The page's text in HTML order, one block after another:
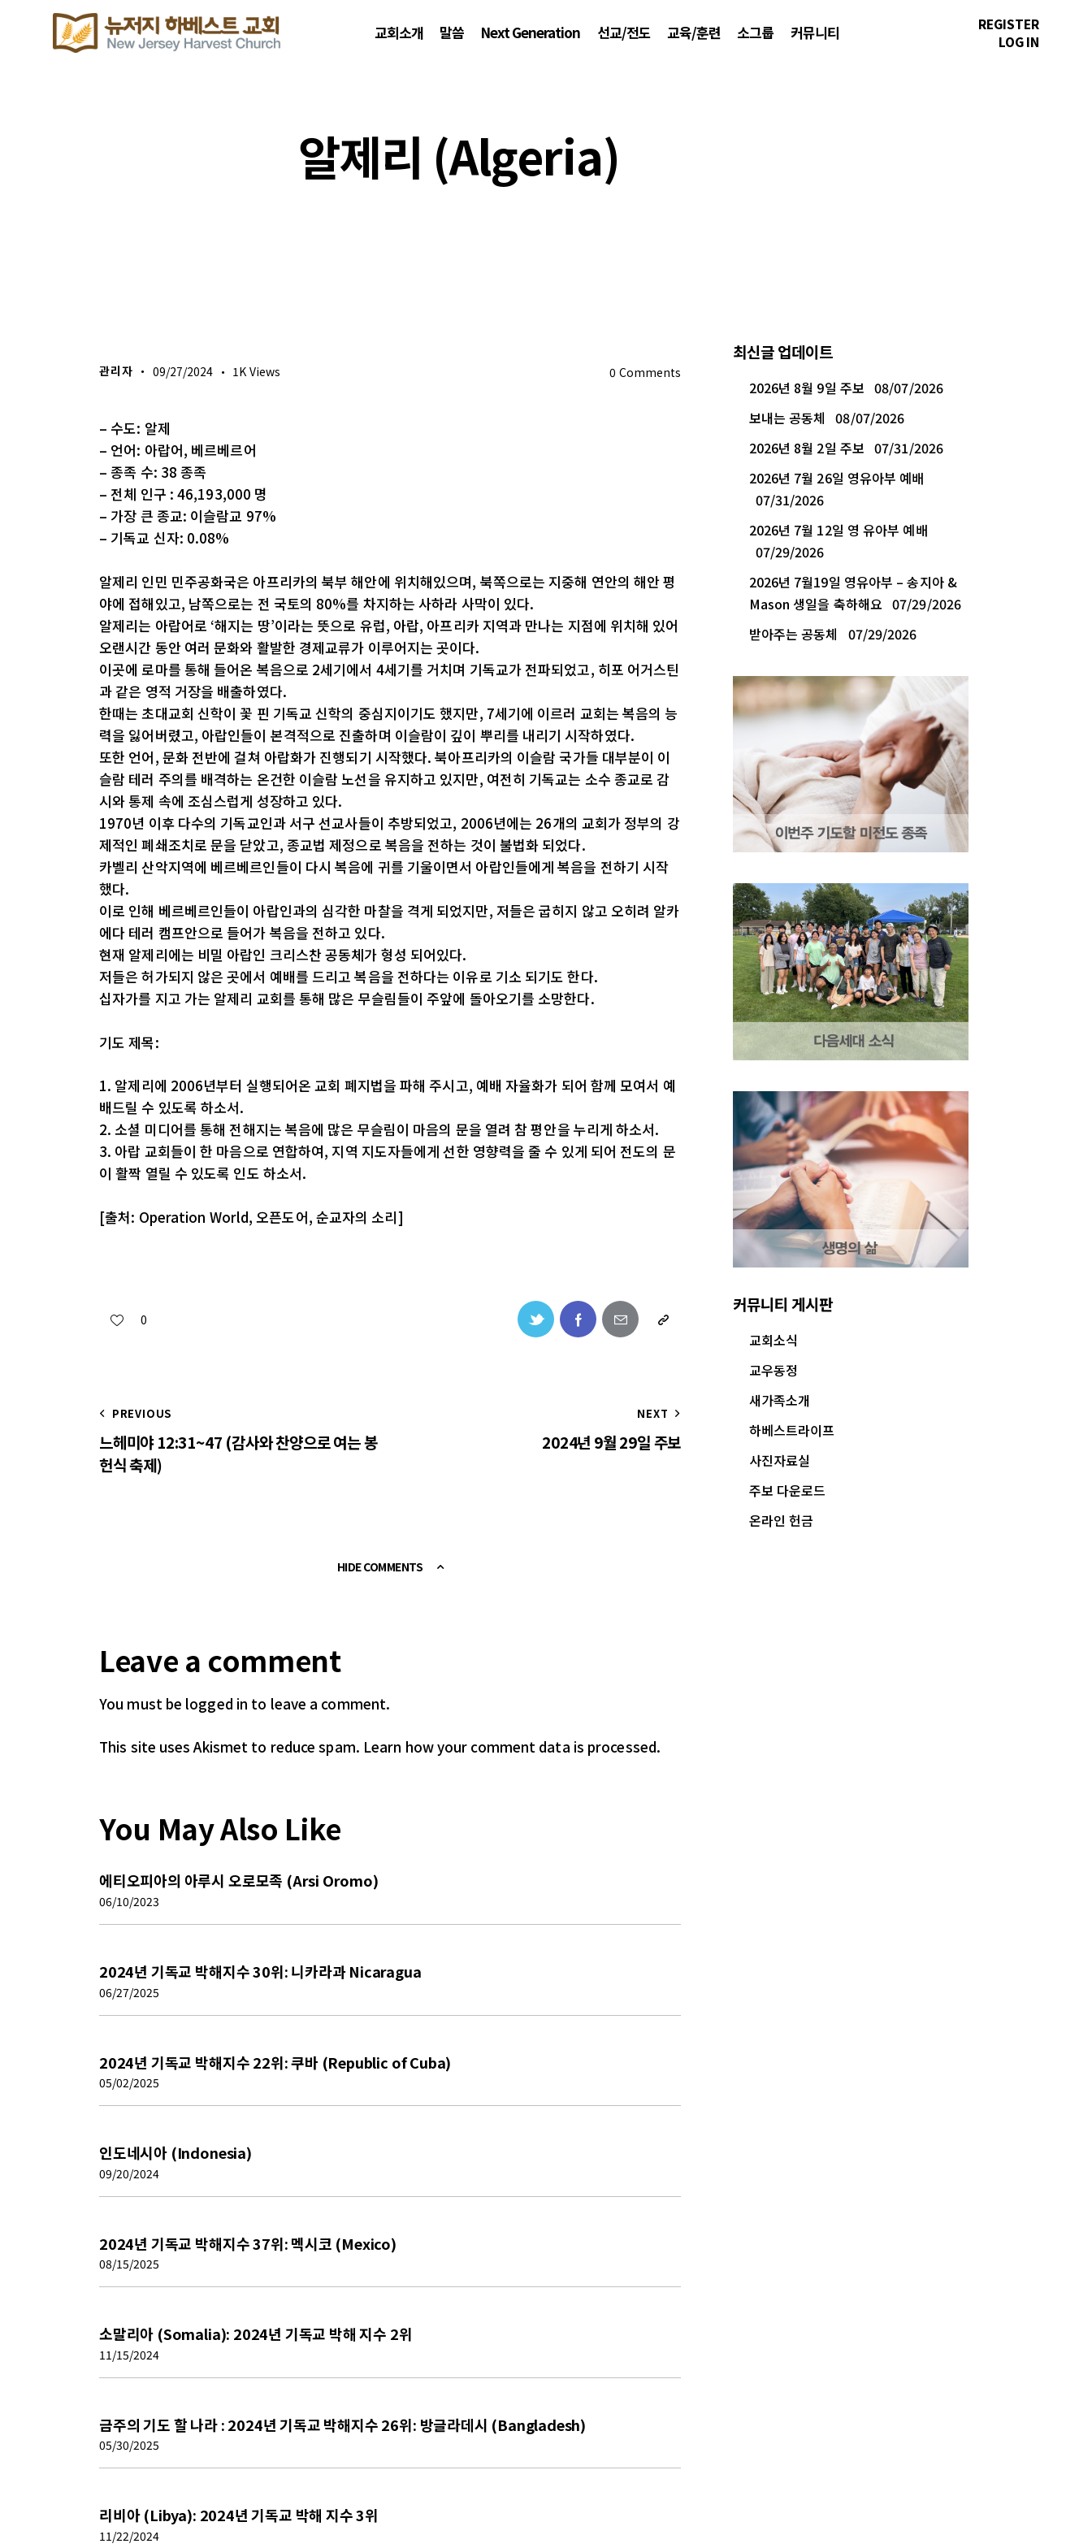
교회소개 말씀 Next Generation 선교/전도 교육/훈련 소그룹 커뮤니티
REGISTER
LOG IN
알제리 (Algeria)
관리자 09/27/2024 1K Views 0 Comments
– 수도: 알제
– 언어: 아랍어, 베르베르어
– 종족 수: 38 종족
– 전체 인구 : 46,193,000 명
– 가장 큰 종교: 이슬람교 97%
– 기독교 신자: 0.08%
알제리 인민 민주공화국은 아프리카의 북부 해안에 위치해있으며, 북쪽으로는 지중해 연안의 해안 평
야에 접해있고, 남쪽으로는 전 국토의 80%를 차지하는 사하라 사막이 있다.
알제리는 아랍어로 ‘해지는 땅’이라는 뜻으로 유럽, 아랍, 아프리카 지역과 만나는 지점에 위치해 있어
오랜시간 동안 여러 문화와 활발한 경제교류가 이루어지는 곳이다.
이곳에 로마를 통해 들어온 복음으로 2세기에서 4세기를 거치며 기독교가 전파되었고, 히포 어거스틴
과 같은 영적 거장을 배출하였다.
한때는 초대교회 신학이 꽃 핀 기독교 신학의 중심지이기도 했지만, 7세기에 이르러 교회는 복음의 능
력을 잃어버렸고, 아랍인들이 본격적으로 진출하며 이슬람이 깊이 뿌리를 내리기 시작하였다.
또한 언어, 문화 전반에 걸쳐 아랍화가 진행되기 시작했다. 북아프리카의 이슬람 국가들 대부분이 이
슬람 테러 주의를 배격하는 온건한 이슬람 노선을 유지하고 있지만, 여전히 기독교는 소수 종교로 감
시와 통제 속에 조심스럽게 성장하고 있다.
1970년 이후 다수의 기독교인과 서구 선교사들이 추방되었고, 2006년에는 26개의 교회가 정부의 강
제적인 폐쇄조치로 문을 닫았고, 종교법 제정으로 복음을 전하는 것이 불법화 되었다.
카벨리 산악지역에 베르베르인들이 다시 복음에 귀를 기울이면서 아랍인들에게 복음을 전하기 시작
했다.
이로 인해 베르베르인들이 아랍인과의 심각한 마찰을 격게 되었지만, 저들은 굽히지 않고 오히려 알카
에다 테러 캠프안으로 들어가 복음을 전하고 있다.
현재 알제리에는 비밀 아랍인 크리스찬 공동체가 형성 되어있다.
저들은 허가되지 않은 곳에서 예배를 드리고 복음을 전하다는 이유로 기소 되기도 한다.
십자가를 지고 가는 알제리 교회를 통해 많은 무슬림들이 주앞에 돌아오기를 소망한다.
기도 제목:
1. 알제리에 2006년부터 실행되어온 교회 폐지법을 파해 주시고, 예배 자율화가 되어 함께 모여서 예
배드릴 수 있도록 하소서.
2. 소셜 미디어를 통해 전해지는 복음에 많은 무슬림이 마음의 문을 열려 참 평안을 누리게 하소서.
3. 아랍 교회들이 한 마음으로 연합하여, 지역 지도자들에게 선한 영향력을 줄 수 있게 되어 전도의 문
이 활짝 열릴 수 있도록 인도 하소서.
[출처: Operation World, 오픈도어, 순교자의 소리]
0
PREVIOUS
느헤미야 12:31~47 (감사와 찬양으로 여는 봉
헌식 축제)
NEXT
2024년 9월 29일 주보
HIDE COMMENTS
Leave a comment
You must be logged in to leave a comment.
This site uses Akismet to reduce spam. Learn how your comment data is processed.
You May Also Like
에티오피아의 아루시 오로모족 (Arsi Oromo)
06/10/2023
2024년 기독교 박해지수 30위: 니카라과 Nicaragua
06/27/2025
2024년 기독교 박해지수 22위: 쿠바 (Republic of Cuba)
05/02/2025
인도네시아 (Indonesia)
09/20/2024
2024년 기독교 박해지수 37위: 멕시코 (Mexico)
08/15/2025
소말리아 (Somalia): 2024년 기독교 박해 지수 2위
11/15/2024
금주의 기도 할 나라 : 2024년 기독교 박해지수 26위: 방글라데시 (Bangladesh)
05/30/2025
리비아 (Libya): 2024년 기독교 박해 지수 3위
11/22/2024
최신글 업데이트
2026년 8월 9일 주보 08/07/2026
보내는 공동체 08/07/2026
2026년 8월 2일 주보 07/31/2026
2026년 7월 26일 영유아부 예배
07/31/2026
2026년 7월 12일 영 유아부 예배
07/29/2026
2026년 7월19일 영유아부 – 송지아 &
Mason 생일을 축하해요 07/29/2026
받아주는 공동체
07/29/2026
커뮤니티 게시판
교회소식
교우동정
새가족소개
하베스트라이프
사진자료실
주보 다운로드
온라인 헌금